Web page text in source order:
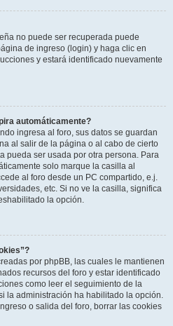
no puede ser recuperada puede
de ingreso (login) y haga clic en
y estará identificado nuevamente
automáticamente?
ingresa al foro, sus datos se guardan
al salir de la página o al cabo de cierto
pueda ser usada por otra persona. Para
solo marque la casilla al
al foro desde un PC compartido, e.j.
etc. Si no ve la casilla, significa
la opción.
por phpBB, las cuales le mantienen
recursos del foro y estar identificado
como leer el seguimiento de la
la administración ha habilitado la opción.
o salida del foro, borrar las cookies